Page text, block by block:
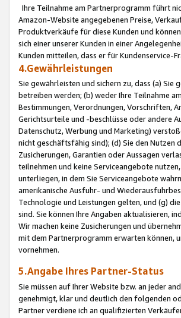
Ihre Teilnahme am Partnerprogramm führt
Amazon-Website angegebenen Preise,
Produktverkäufe für diese Kunden und
sich einer unserer Kunden in einer
Kunden mitteilen, dass er für Kundenservice-
4.Gewährleistungen
Sie gewährleisten und sichern zu, dass (a)
betreiben werden; (b) weder Ihre Teilnahme
Bestimmungen, Verordnungen, Vorschriften,
Gerichtsurteile und -beschlüsse oder andere
Datenschutz, Werbung und Marketing)
nicht geschäftsfähig sind); (d) Sie den
Zusicherungen, Garantien oder Aussagen
teilnehmen und keine Serviceangebote
unterliegen, in dem Sie Serviceangebote
amerikanische Ausfuhr- und
Technologie und Leistungen gelten, und (g)
sind. Sie können Ihre Angaben aktualisieren,
Wir machen keine Zusicherungen und
mit dem Partnerprogramm erwarten können,
vornehmen.
5.Angabe Ihres Partner-Status
Sie müssen auf Ihrer Website bzw. an jeder
genehmigt, klar und deutlich den folgenden
Partner verdiene ich an qualifizierten